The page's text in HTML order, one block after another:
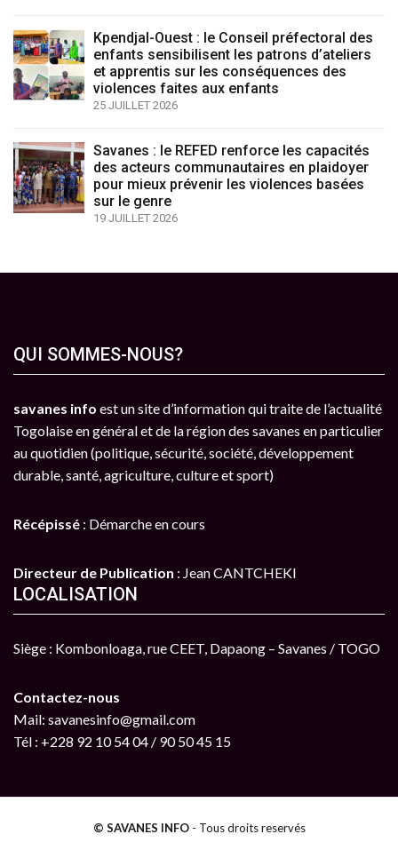
Kpendjal-Ouest : le Conseil préfectoral des
enfants sensibilisent les patrons d’ateliers
et apprentis sur les conséquences des
violences faites aux enfants
25 JUILLET 2026
Savanes : le REFED renforce les capacités
des acteurs communautaires en plaidoyer
pour mieux prévenir les violences basées
sur le genre
19 JUILLET 2026
QUI SOMMES-NOUS?
savanes info est un site d’information qui traite de l’actualité
Togolaise en général et de la région des savanes en particulier
au quotidien (politique, sécurité, société, développement
durable, santé, agriculture, culture et sport)
Récépissé : Démarche en cours
Directeur de Publication : Jean CANTCHEKI
LOCALISATION
Siège : Kombonloaga, rue CEET, Dapaong – Savanes / TOGO
Contactez-nous
Mail: savanesinfo@gmail.com
Tél : +228 92 10 54 04 / 90 50 45 15
© SAVANES INFO- Tous droits reservés